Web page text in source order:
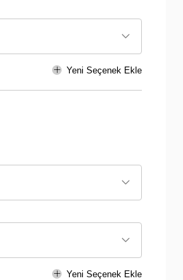
Yeni Seçenek Ekle
Yeni Seçenek Ekle